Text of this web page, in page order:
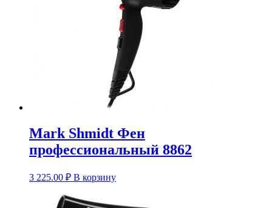
Mark Shmidt Фен
профессиональный 8862
3 225.00 ₽ В корзину